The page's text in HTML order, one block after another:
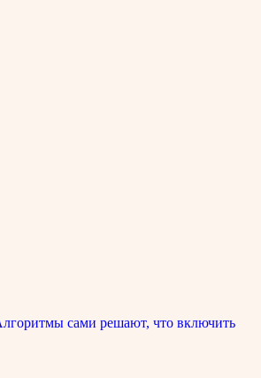
сами решают, что включить